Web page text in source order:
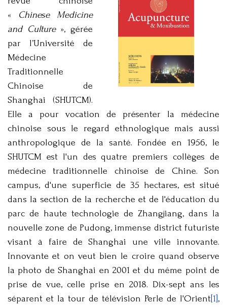
« Chinese Medicine
and Culture», gérée
par l’Université de
Médecine
Traditionnelle
Chinoise de
Shanghai (SHUTCM).
Elle a pour vocation de présenter la médecine
chinoise sous le regard ethnologique mais aussi
anthropologique de la santé. Fondée en 1956, le
SHUTCM est l'un des quatre premiers collèges de
médecine traditionnelle chinoise de Chine. Son
campus, d'une superficie de 35 hectares, est situé
dans la section de la recherche et de l'éducation du
parc de haute technologie de Zhangjiang, dans la
nouvelle zone de Pudong, immense district futuriste
visant à faire de Shanghai une ville innovante.
Innovante et on veut bien le croire quand observe
la photo de Shanghai en 2001 et du même point de
prise de vue, celle prise en 2018. Dix-sept ans les
séparent et la tour de télévision Perle de l'Orient[1] ,